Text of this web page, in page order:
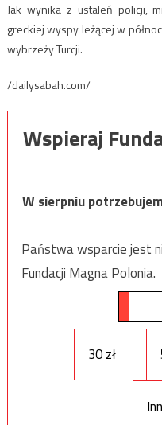
Jak wynika z ustaleń policji,
greckiej wyspy leżącej w
wybrzeży Turcji.
/dailysabah.com/
Wspieraj
W sierpniu
Państwa wsparcie jest
Fundacji Magna Polonia.
30 zł